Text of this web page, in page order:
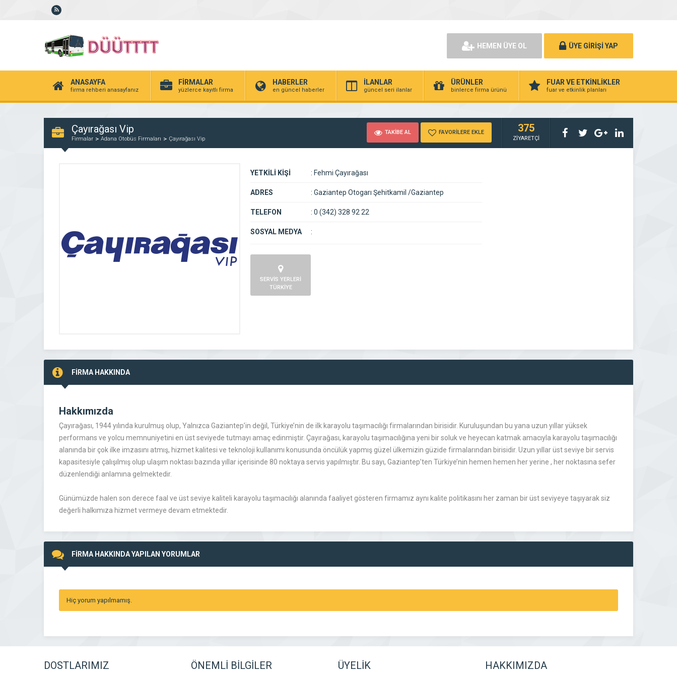
HEMEN ÜYE OL ÜYE GİRİŞİ YAP
ANASAYFA
firma rehberi anasayfanız
FİRMALAR
yüzlerce kayıtlı firma
HABERLER
en güncel haberler
İLANLAR
güncel seri ilanlar
ÜRÜNLER
binlerce firma ürünü
FUAR VE ETKİNLİKLER
fuar ve etkinlik planları
Çayırağası Vip
Firmalar Adana Otobüs Firmaları Çayırağası Vip
TAKİBE AL FAVORİLERE EKLE 375
ZİYARETÇİ
YETKİLİ KİŞİ : Fehmi Çayırağası
ADRES : Gaziantep Otogarı Şehitkamil /Gaziantep
TELEFON : 0 (342) 328 92 22
SOSYAL MEDYA :
SERVİS YERLERİ
TÜRKİYE
FİRMA HAKKINDA
Hakkımızda
Çayırağası, 1944 yılında kurulmuş olup, Yalnızca Gaziantep’in değil, Türkiye’nin de ilk karayolu taşımacılığı firmalarından birisidir. Kuruluşundan bu yana uzun yıllar yüksek
performans ve yolcu memnuniyetini en üst seviyede tutmayı amaç edinmiştir. Çayırağası, karayolu taşımacılığına yeni bir soluk ve heyecan katmak amacıyla karayolu taşımacılığı
alanında bir çok ilke imzasını atmış, hizmet kalitesi ve teknoloji kullanımı konusunda öncülük yapmış güzel ülkemizin güzide firmalarından birisidir. Uzun yıllar üst seviye bir servis
kapasitesiyle çalışılmış olup ulaşım noktası bazında yıllar içerisinde 80 noktaya servis yapılmıştır. Bu sayı, Gaziantep’ten Türkiye’nin hemen hemen her yerine , her noktasına sefer
düzenlendiği anlamına gelmektedir.
Günümüzde halen son derece faal ve üst seviye kaliteli karayolu taşımacılığı alanında faaliyet gösteren firmamız aynı kalite politikasını her zaman bir üst seviyeye taşıyarak siz
değerli halkımıza hizmet vermeye devam etmektedir.
FİRMA HAKKINDA YAPILAN YORUMLAR
Hiç yorum yapılmamış.
DOSTLARIMIZ ÖNEMLİ BİLGİLER ÜYELİK HAKKIMIZDA